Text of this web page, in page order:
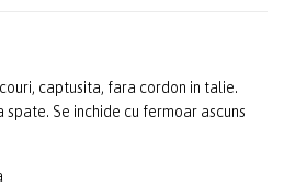
captusita, fara cordon in talie.
Se inchide cu fermoar ascuns